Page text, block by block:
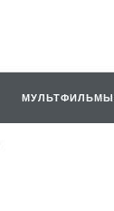
МУЛЬТФИЛЬМЫ